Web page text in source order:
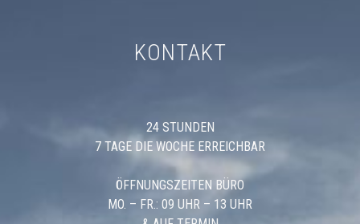
KONTAKT
24 STUNDEN
7 TAGE DIE WOCHE ERREICHBAR
ÖFFNUNGSZEITEN BÜRO
MO. – FR.: 09 UHR – 13 UHR